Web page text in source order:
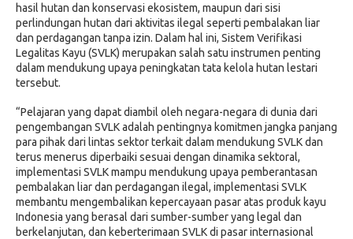
hasil hutan dan konservasi ekosistem, maupun dari sisi
perlindungan hutan dari aktivitas ilegal seperti pembalakan liar
dan perdagangan tanpa izin. Dalam hal ini, Sistem Verifikasi
Legalitas Kayu (SVLK) merupakan salah satu instrumen penting
dalam mendukung upaya peningkatan tata kelola hutan lestari
tersebut.
“Pelajaran yang dapat diambil oleh negara-negara di dunia dari
pengembangan SVLK adalah pentingnya komitmen jangka panjang
para pihak dari lintas sektor terkait dalam mendukung SVLK dan
terus menerus diperbaiki sesuai dengan dinamika sektoral,
implementasi SVLK mampu mendukung upaya pemberantasan
pembalakan liar dan perdagangan ilegal, implementasi SVLK
membantu mengembalikan kepercayaan pasar atas produk kayu
Indonesia yang berasal dari sumber-sumber yang legal dan
berkelanjutan, dan keberterimaan SVLK di pasar internasional